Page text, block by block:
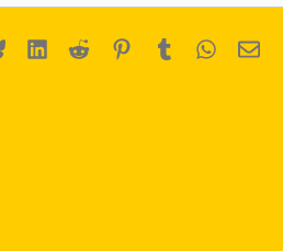
r
BlueskyLinkedIn
Reddit Pinterest
Tumblr